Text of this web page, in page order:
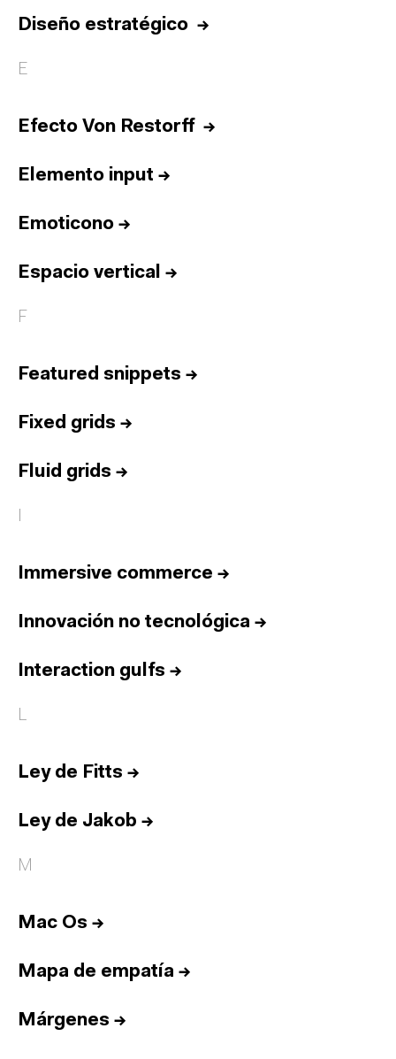
Diseño estratégico →
E
Efecto Von Restorff →
Elemento input →
Emoticono →
Espacio vertical →
F
Featured snippets →
Fixed grids →
Fluid grids →
I
Immersive commerce →
Innovación no tecnológica →
Interaction gulfs →
L
Ley de Fitts →
Ley de Jakob →
M
Mac Os →
Mapa de empatía →
Márgenes →